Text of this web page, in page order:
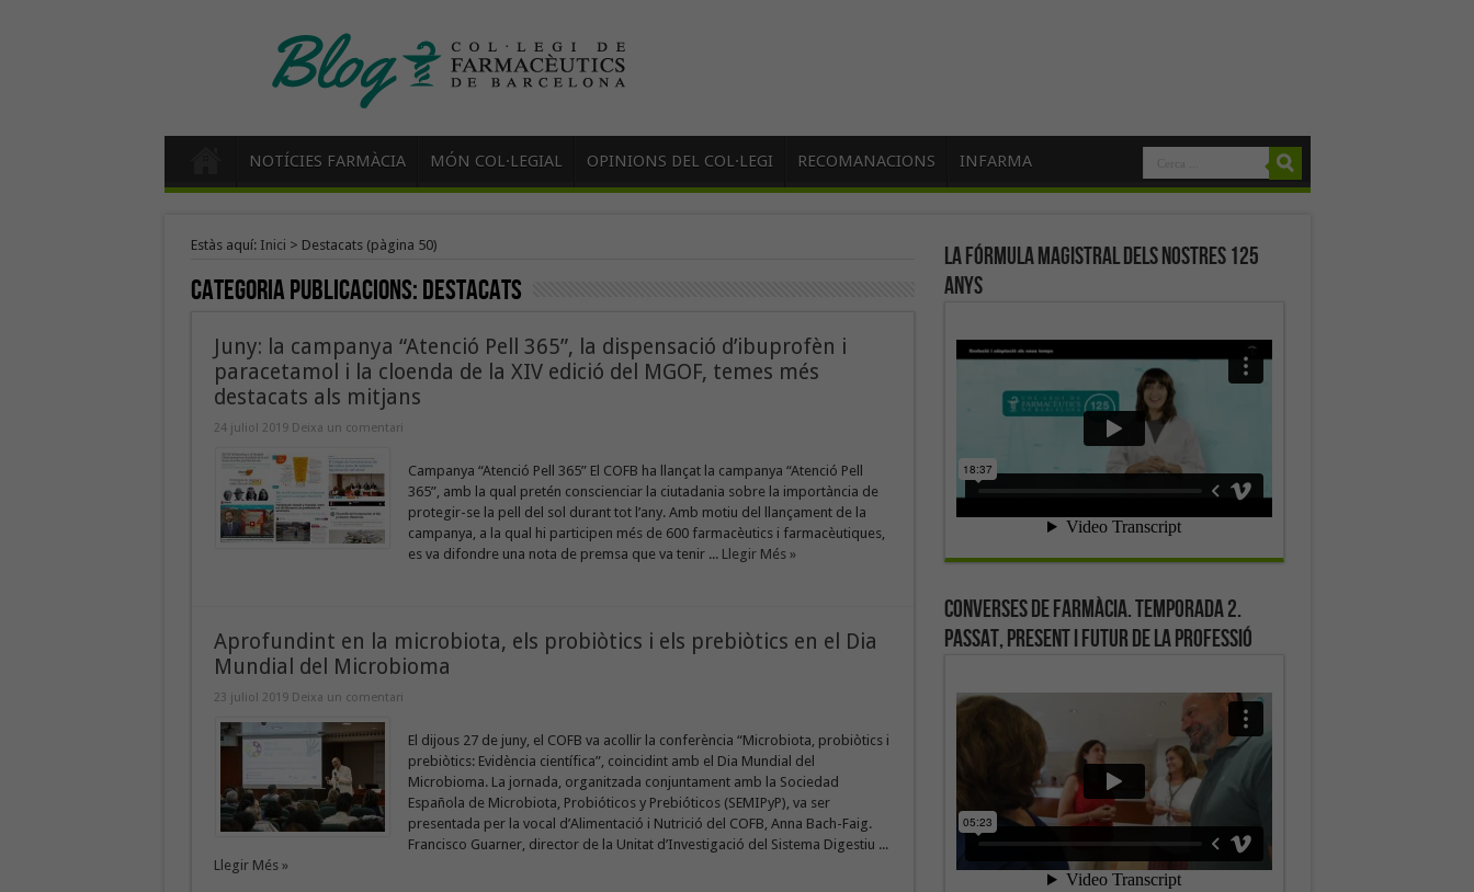
NOTÍCIES FARMÀCIA MÓN COL·LEGIAL OPINIONS DEL COL·LEGI RECOMANACIONS INFARMA
Estàs aquí: Inici > Destacats(pàgina 50)
Categoria Publicacions:Destacats
Juny: la campanya “Atenció Pell 365”, la dispensació d’ibuprofèn i
paracetamol i la cloenda de la XIV edició del MGOF, temes més
destacats als mitjans
24 juliol 2019 Deixa un comentari
Campanya “Atenció Pell 365” El COFB ha llançat la campanya “Atenció Pell
365”, amb la qual pretén conscienciar la ciutadania sobre la importància de
protegir-se la pell del sol durant tot l’any. Amb motiu del llançament de la
campanya, a la qual hi participen més de 600 farmacèutics i farmacèutiques,
es va difondre una nota de premsa que va tenir ... Llegir Més »
Aprofundint en la microbiota, els probiòtics i els prebiòtics en el Dia
Mundial del Microbioma
23 juliol 2019 Deixa un comentari
El dijous 27 de juny, el COFB va acollir la conferència “Microbiota, probiòtics i
prebiòtics: Evidència científica”, coincidint amb el Dia Mundial del
Microbioma. La jornada, organitzada conjuntament amb la Sociedad
Española de Microbiota, Probióticos y Prebióticos (SEMIPyP), va ser
presentada per la vocal d’Alimentació i Nutrició del COFB, Anna Bach-Faig.
Francisco Guarner, director de la Unitat d’Investigació del Sistema Digestiu ...
Llegir Més »
La fórmula magistral dels nostres 125
anys
Converses de farmàcia. Temporada 2.
Passat, present i futur de la professió